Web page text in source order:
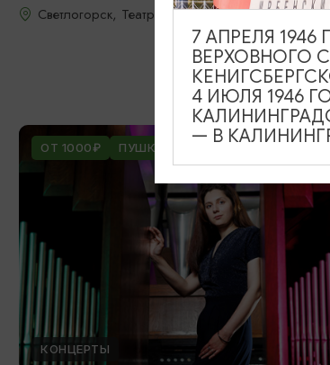
Светлогорск, Театр эстрады «Янтарь-холл»
ОТ 1000₽ ПУШКИНСКАЯ КАРТА
КОНЦЕРТЫ
7 АПРЕЛЯ
ВЕРХОВНОГО
4 ИЮЛЯ 1946
— В